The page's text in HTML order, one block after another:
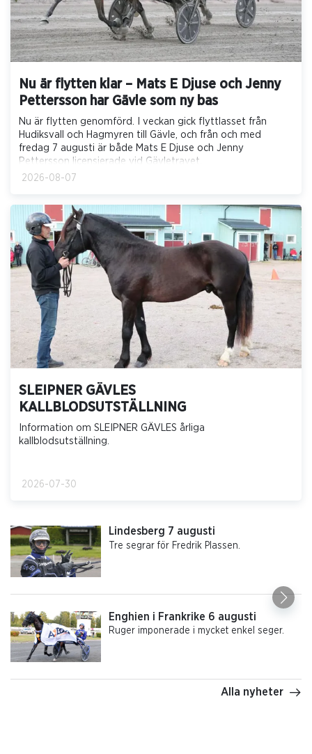
Nu är flytten klar – Mats E Djuse och Jenny
Pettersson har Gävle som ny bas
Nu är flytten genomförd. I veckan gick flyttlasset från
Hudiksvall och Hagmyren till Gävle, och från och med
fredag 7 augusti är både Mats E Djuse och Jenny
Pettersson licensierade vid Gävletravet.
2026-08-07
SLEIPNER GÄVLES
KALLBLODSUTSTÄLLNING
Information om SLEIPNER GÄVLES årliga
kallblodsutställning.
2026-07-30
Lindesberg 7 augusti
Tre segrar för Fredrik Plassen.
Enghien i Frankrike 6 augusti
Ruger imponerade i mycket enkel seger.
Alla nyheter